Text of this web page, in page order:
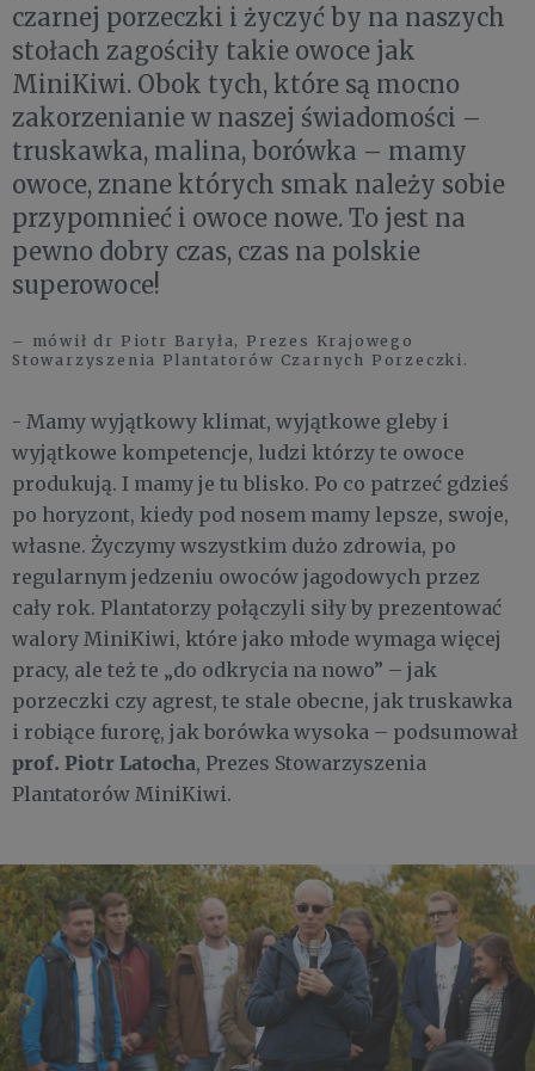
czarnej porzeczki i życzyć by na naszych
stołach zagościły takie owoce jak
MiniKiwi. Obok tych, które są mocno
zakorzenianie w naszej świadomości –
truskawka, malina, borówka – mamy
owoce, znane których smak należy sobie
przypomnieć i owoce nowe. To jest na
pewno dobry czas, czas na polskie
superowoce!
– mówił dr Piotr Baryła, Prezes Krajowego
Stowarzyszenia Plantatorów Czarnych Porzeczki.
- Mamy wyjątkowy klimat, wyjątkowe gleby i
wyjątkowe kompetencje, ludzi którzy te owoce
produkują. I mamy je tu blisko. Po co patrzeć gdzieś
po horyzont, kiedy pod nosem mamy lepsze, swoje,
własne. Życzymy wszystkim dużo zdrowia, po
regularnym jedzeniu owoców jagodowych przez
cały rok. Plantatorzy połączyli siły by prezentować
walory MiniKiwi, które jako młode wymaga więcej
pracy, ale też te „do odkrycia na nowo” – jak
porzeczki czy agrest, te stale obecne, jak truskawka
i robiące furorę, jak borówka wysoka – podsumował
prof. Piotr Latocha, Prezes Stowarzyszenia
Plantatorów MiniKiwi.